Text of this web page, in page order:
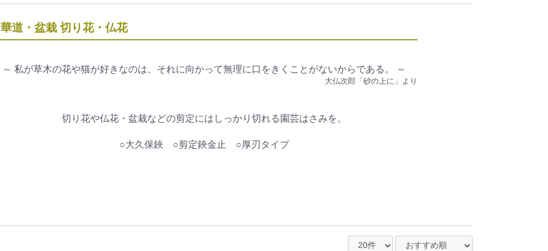
華道・盆栽 切り花・仏花
～ 私が草木の花や猫が好きなのは、それに向かって無理に口をきくことがないからである。 ～
大仏次郎「砂の上に」より
切り花や仏花・盆栽などの剪定にはしっかり切れる園芸はさみを。
○大久保鋏 ○剪定鋏金止 ○厚刃タイプ